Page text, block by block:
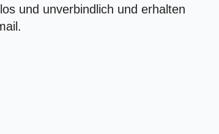
und unverbindlich und erhalten